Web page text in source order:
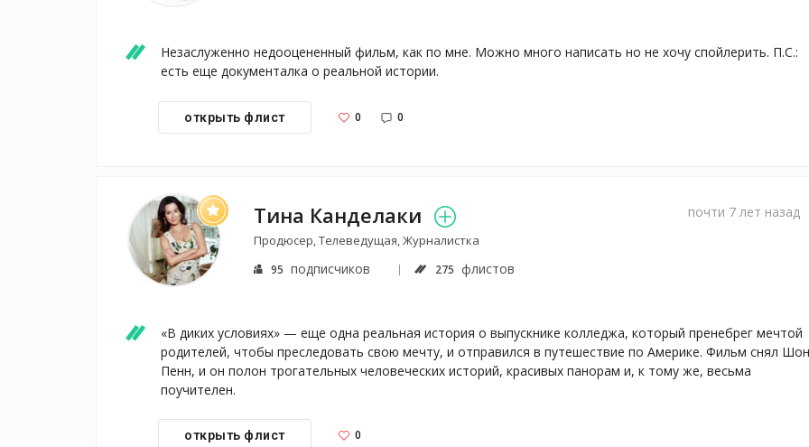
Незаслуженно недооцененный фильм, как по мне. Можно много написать но не хочу спойлерить. П.С.:
есть еще документалка о реальной истории.
открыть флист 0 0
Тина Канделаки
Продюсер, Телеведущая, Журналистка
95 подписчиков 275 флистов
почти 7 лет назад
«В диких условиях» — еще одна реальная история о выпускнике колледжа, который пренебрег мечтой
родителей, чтобы преследовать свою мечту, и отправился в путешествие по Америке. Фильм снял Шон
Пенн, и он полон трогательных человеческих историй, красивых панорам и, к тому же, весьма
поучителен.
открыть флист 0